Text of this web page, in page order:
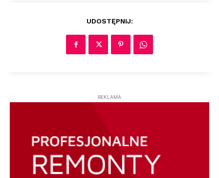
UDOSTĘPNIJ:
REKLAMA